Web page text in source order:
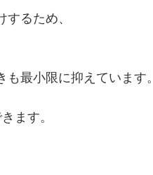
るため、
最小限に抑えています。
ます。